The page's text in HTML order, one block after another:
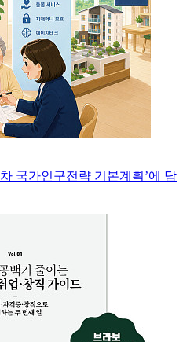
국가인구전략 기본계획’에 담